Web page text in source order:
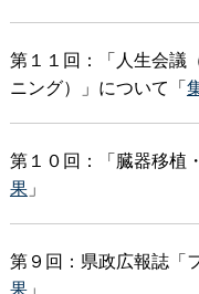
第１１回：「人生会議
ニング）」について「
第１０回：「臓器移植
果」
第９回：県政広報誌「
果」